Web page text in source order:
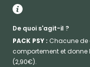
De quoi s'agit-il ?
PACK PSY : Chacune de
comportement et donne
(2,90€).